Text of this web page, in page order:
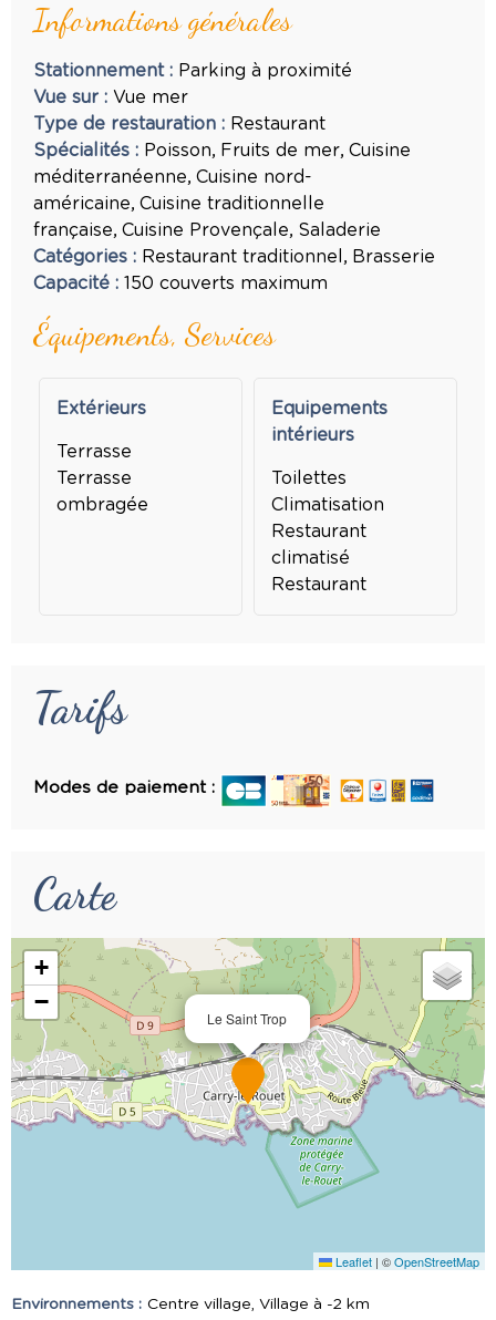
Informations générales
Stationnement : Parking à proximité
Vue sur : Vue mer
Type de restauration : Restaurant
Spécialités : Poisson Fruits de mer Cuisine
méditerranéenne Cuisine nord-
américaine Cuisine traditionnelle
française Cuisine Provençale Saladerie
Catégories : Restaurant traditionnel Brasserie
Capacité : 150 couverts maximum
Équipements, Services
Extérieurs
Terrasse
Terrasse
ombragée
Equipements
intérieurs
Toilettes
Climatisation
Restaurant
climatisé
Restaurant
Tarifs
Modes de paiement :
Carte
Le Saint Trop
+
−
Leaflet | ©OpenStreetMap
Environnements : Centre village Village à -2 km